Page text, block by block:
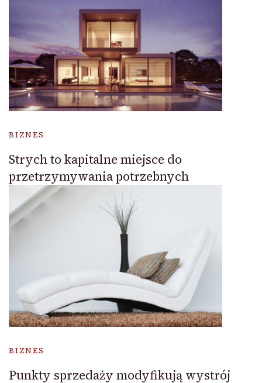
BIZNES
Strych to kapitalne miejsce do
przetrzymywania potrzebnych
BIZNES
Punkty sprzedaży modyfikują wystrój